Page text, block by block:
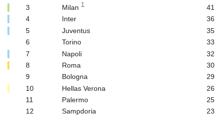
3
Milan 1
41
4
Inter
36
5
Juventus
35
6
Torino
33
7
Napoli
32
8
Roma
30
9
Bologna
29
10
Hellas Verona
26
11
Palermo
25
12
Sampdoria
23